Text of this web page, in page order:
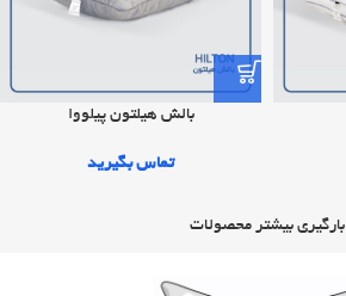
بالش هيلتون پیلووا
تماس بگیرید
بارگیری بیشتر محصولات